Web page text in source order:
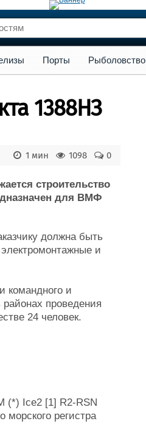
Флот
Форум
Порты Рыболовство
1388НЗ
0
1098
1 мин
строительство
для ВМФ
должна быть
и
командного и
проведения
24 человек.
(*) Ice2 [1] R2-RSN
морского регистра